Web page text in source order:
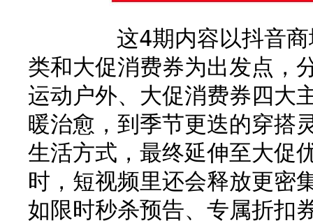
这4期内容以抖音商
类和大促消费券为出发点，
运动户外、大促消费券四大
暖治愈，到季节更迭的穿搭
生活方式，最终延伸至大促
时，短视频里还会释放更
如限时秒杀预告、专属折扣